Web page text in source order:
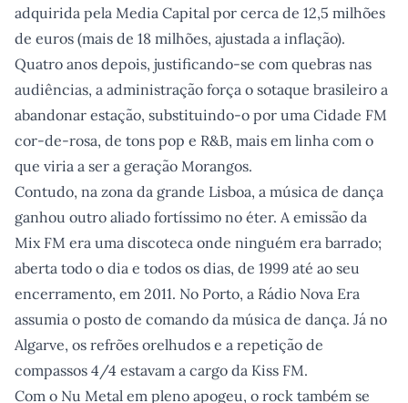
adquirida pela Media Capital por cerca de 12,5 milhões
de euros (mais de 18 milhões, ajustada a inflação).
Quatro anos depois, justificando-se com quebras nas
audiências, a administração força o sotaque brasileiro a
abandonar estação, substituindo-o por uma Cidade FM
cor-de-rosa, de tons pop e R&B, mais em linha com o
que viria a ser a geração Morangos.
Contudo, na zona da grande Lisboa, a música de dança
ganhou outro aliado fortíssimo no éter. A emissão da
Mix FM era uma discoteca onde ninguém era barrado;
aberta todo o dia e todos os dias, de 1999 até ao seu
encerramento, em 2011. No Porto, a Rádio Nova Era
assumia o posto de comando da música de dança. Já no
Algarve, os refrões orelhudos e a repetição de
compassos 4/4 estavam a cargo da Kiss FM.
Com o Nu Metal em pleno apogeu, o rock também se